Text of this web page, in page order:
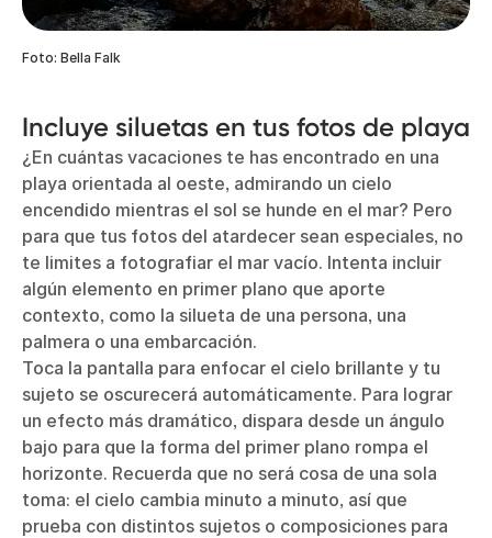
Foto: Bella Falk
Incluye siluetas en tus fotos de playa
¿En cuántas vacaciones te has encontrado en una
playa orientada al oeste, admirando un cielo
encendido mientras el sol se hunde en el mar? Pero
para que tus fotos del atardecer sean especiales, no
te limites a fotografiar el mar vacío. Intenta incluir
algún elemento en primer plano que aporte
contexto, como la silueta de una persona, una
palmera o una embarcación.
Toca la pantalla para enfocar el cielo brillante y tu
sujeto se oscurecerá automáticamente. Para lograr
un efecto más dramático, dispara desde un ángulo
bajo para que la forma del primer plano rompa el
horizonte. Recuerda que no será cosa de una sola
toma: el cielo cambia minuto a minuto, así que
prueba con distintos sujetos o composiciones para